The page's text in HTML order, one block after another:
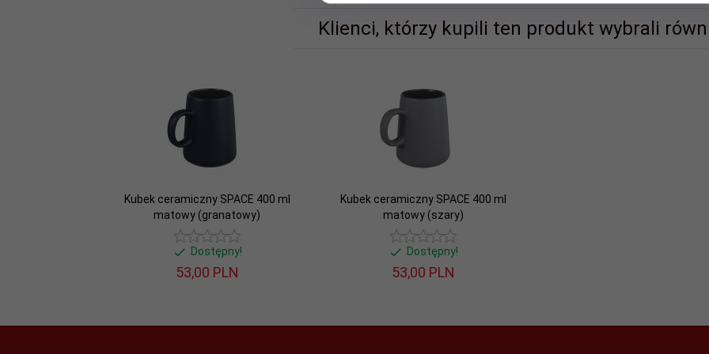
ceramika
Pojemność:
Klienci, którzy kupili ten produkt wybrali
Kubek ceramiczny SPACE 400 ml
matowy (granatowy)
Dostępny!
53,00 PLN
Kubek ceramiczny SPACE 400 ml
matowy (szary)
Dostępny!
53,00 PLN